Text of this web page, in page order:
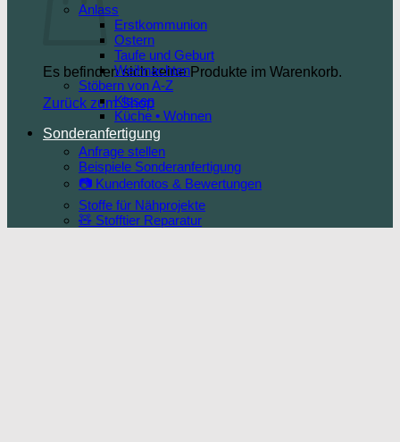
Es befinden sich keine Produkte im Warenkorb.
Zurück zum Shop
Anlass
Erstkommunion
Ostern
Taufe und Geburt
Weihnachten
Stöbern von A-Z
Kissen
Küche • Wohnen
Sonderanfertigung
Anfrage stellen
Beispiele Sonderanfertigung
📷 Kundenfotos & Bewertungen
Stoffe für Nähprojekte
🧸 Stofftier Reparatur